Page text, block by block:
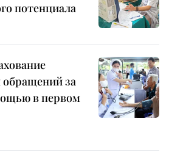
потенциала
обращений за
в первом